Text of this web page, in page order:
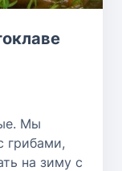
Мы
грибами,
на зиму с